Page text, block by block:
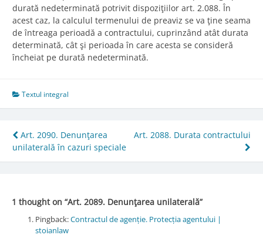
durată nedeterminată potrivit dispoziţiilor art. 2.088. În
acest caz, la calculul termenului de preaviz se va ţine seama
de întreaga perioadă a contractului, cuprinzând atât durata
determinată, cât şi perioada în care acesta se consideră
încheiat pe durată nedeterminată.
Textul integral
Post
navigation
Art. 2090. Denunţarea
unilaterală în cazuri speciale
Art. 2088. Durata contractului
1 thought on “Art. 2089. Denunţarea unilaterală”
Pingback:Contractul de agenție. Protecția agentului |
stoianlaw